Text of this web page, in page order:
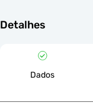
Detalhes
Dados